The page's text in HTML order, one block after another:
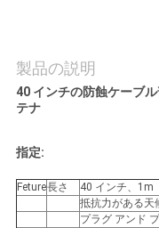
COMPANY
NEWS
地
図
製品の説明
40 インチの防蝕ケーブ
テナ
指定:
Feture長さ
40 インチ、1m
抵抗力がある天
プラグ アンド